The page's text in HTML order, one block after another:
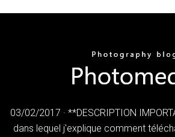
03/02/2017 · **DESCRIPTION
dans lequel j'explique comment